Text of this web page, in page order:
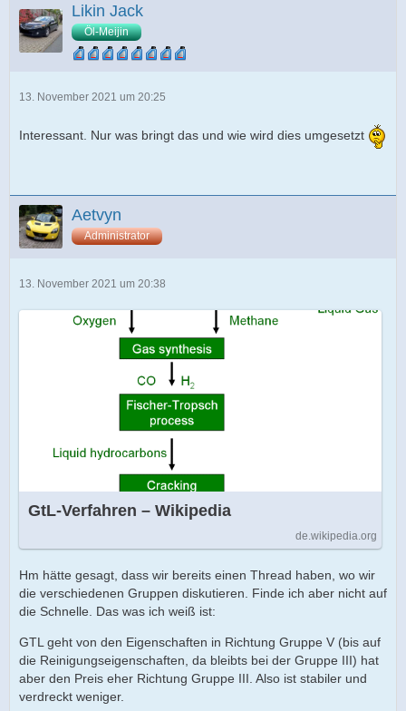
Likin Jack
Öl-Meijin
13. November 2021 um 20:25
Interessant. Nur was bringt das und wie wird dies umgesetzt
Aetvyn
Administrator
13. November 2021 um 20:38
GtL-Verfahren – Wikipedia
de.wikipedia.org
Hm hätte gesagt, dass wir bereits einen Thread haben, wo wir
die verschiedenen Gruppen diskutieren. Finde ich aber nicht auf
die Schnelle. Das was ich weiß ist:
GTL geht von den Eigenschaften in Richtung Gruppe V (bis auf
die Reinigungseigenschaften, da bleibts bei der Gruppe III) hat
aber den Preis eher Richtung Gruppe III. Also ist stabiler und
verdreckt weniger.